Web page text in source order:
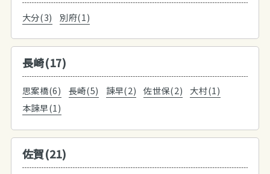
大分(3) 別府(1)
長崎(17)
思案橋(6) 長崎(5) 諫早(2) 佐世保(2)
大村(1)
本諫早(1)
佐賀(21)